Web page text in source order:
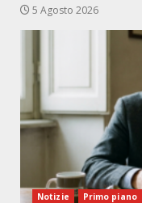
5 Agosto 2026
Notizie Primo piano